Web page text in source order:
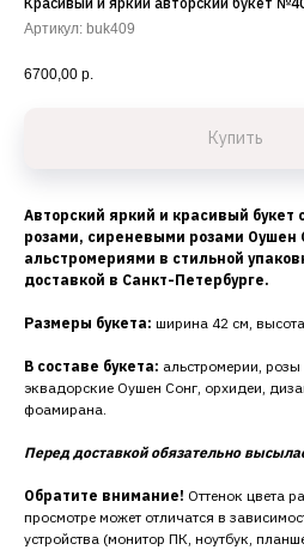
Артикул: buk409
6700,00 р.
Купить
Авторский яркий и красивый букет
розами, сиреневыми розами Оушен
альстромериями в стильной
доставкой в Санкт-Петербурге.
Размеры букета: ширина 42 см,
В составе букета: альстромерии,
эквадорские Оушен Сонг, орхидеи,
фоамирана.
Перед доставкой обязательно
Обратите внимание! Оттенок цвета
просмотре может отличатся в
устройства (монитор ПК, ноутбук,